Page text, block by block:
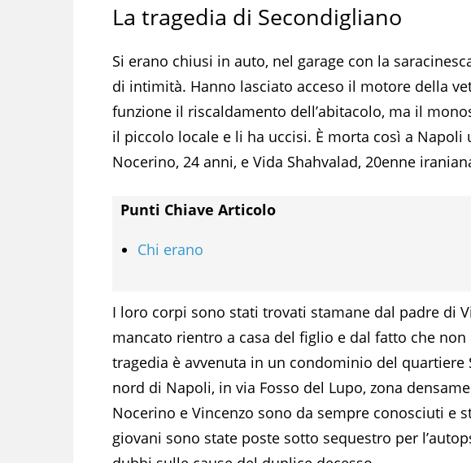
La tragedia di Secondigliano
Si erano chiusi in auto, nel garage con la
di intimità. Hanno lasciato acceso il motore della
funzione il riscaldamento dell’abitacolo, ma il
il piccolo locale e li ha uccisi. È morta così a Napoli
Nocerino, 24 anni, e Vida Shahvalad, 20enne
Punti Chiave Articolo
Chi erano
I loro corpi sono stati trovati stamane dal padre di
mancato rientro a casa del figlio e dal fatto che
tragedia è avvenuta in un condominio del quartiere
nord di Napoli, in via Fosso del Lupo, zona
Nocerino e Vincenzo sono da sempre conosciuti e
giovani sono state poste sotto sequestro per